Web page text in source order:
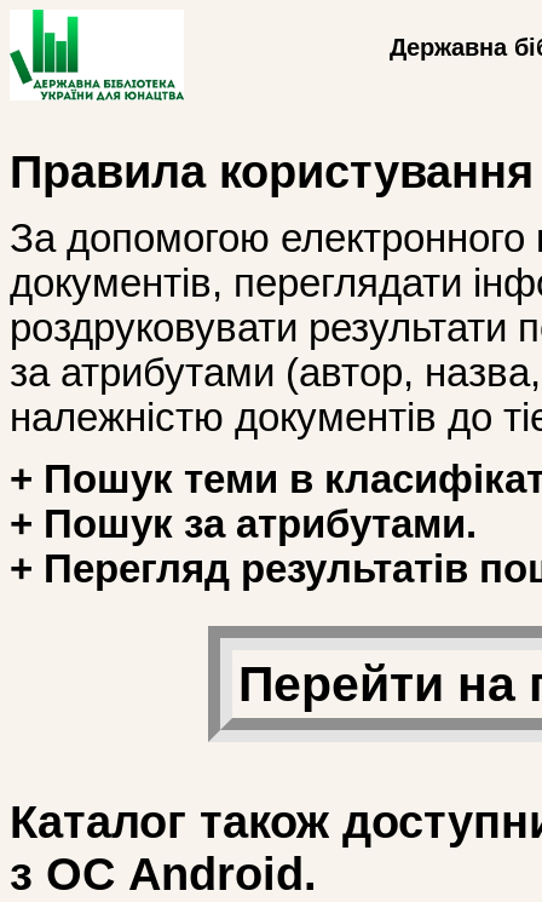
Державна
Правила
За допомогою
документів, переглядати
роздруковувати
за атрибутами (автор, назва,
належністю документів до
+ Пошук теми в
+ Пошук за атрибутами.
+ Перегляд результатів
Перейти на
Каталог також
з ОС Android.